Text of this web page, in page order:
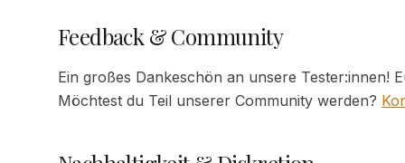
Feedback & Community
Ein großes Dankeschön an unsere Tester:innen!
Möchtest du Teil unserer Community werden?